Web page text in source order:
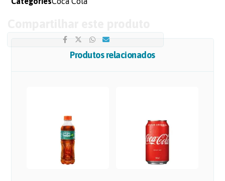
Produtos relacionados